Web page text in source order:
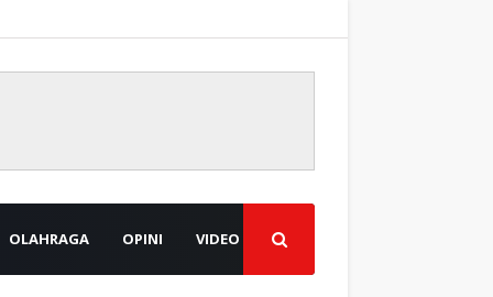
OLAHRAGA OPINI VIDEO